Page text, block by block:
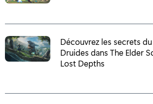
Découvrez les secrets
Druides dans The Elder
Lost Depths